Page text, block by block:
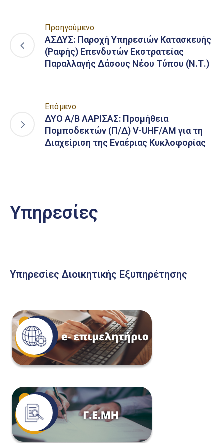
Προηγούμενο
ΑΣΔΥΣ: Παροχή Υπηρεσιών Κατασκευής
(Ραφής) Επενδυτών Εκστρατείας
Παραλλαγής Δάσους Νέου Τύπου (Ν.Τ.)
Επόμενο
ΔΥΟ Α/Β ΛΑΡΙΣΑΣ: Προμήθεια
Πομποδεκτών (Π/Δ) V-UHF/AM για τη
Διαχείριση της Εναέριας Κυκλοφορίας
Υπηρεσίες
Υπηρεσίες Διοικητικής Εξυπηρέτησης